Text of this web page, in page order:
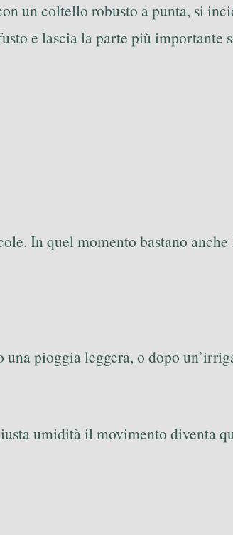
un coltello robusto a punta, si
e lascia la parte più importante
In quel momento bastano anche
una pioggia leggera, o dopo
umidità il movimento diventa